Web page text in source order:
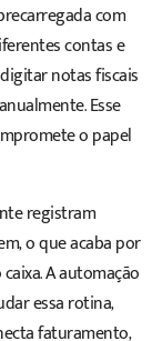
com
contas e
notas fiscais
Esse
o papel
registram
o que acaba por
A automação
essa rotina,
faturamento,